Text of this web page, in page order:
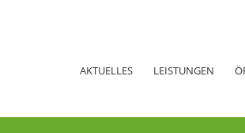
AKTUELLES LEISTUNGEN